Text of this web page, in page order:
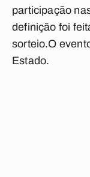
participação
definição foi
sorteio.O
Estado.